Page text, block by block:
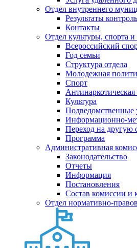
Отдел внутреннего
Результаты
Контакты
Отдел культуры, спорта
Всероссийский
Год семьи
Структура отдела
Молодежная
Спорт
Культура
Подведомственные
Информационно-
Переход на другую
Программа
Административная
Законодательство
Отчеты
Информация
Постановления
Состав комиссии и
Отдел нормативно-